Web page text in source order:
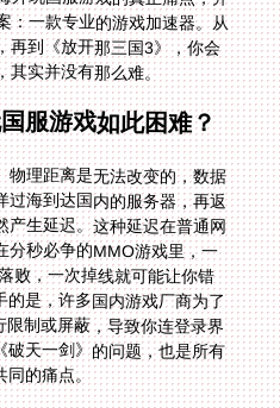
其实并没有那么难。
服游戏如此困难？
物理距离是无法改变的，数据
过海到达国内的服务器，再返
产生延迟。这种延迟在普通网
分秒必争的MMO游戏里，一
败，一次掉线就可能让你错
的是，许多国内游戏厂商为了
限制或屏蔽，导致你连登录界
破天一剑》的问题，也是所有
同的痛点。